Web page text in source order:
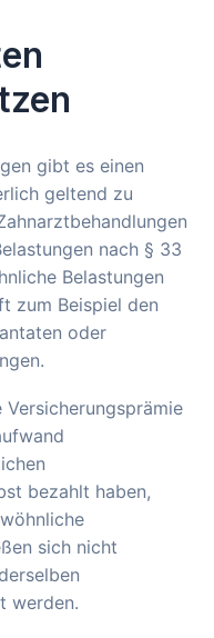
gibt es einen
geltend zu
nach § 33
Belastungen
zum Beispiel den
oder
bezahlt haben,
sich nicht
werden.